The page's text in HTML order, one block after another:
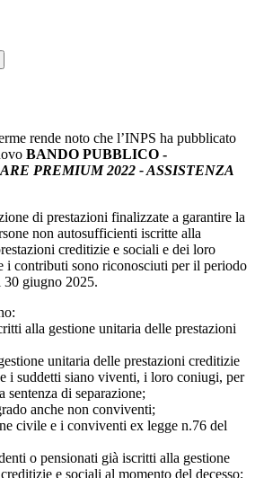
rende noto che l’INPS ha pubblicato
BANDO PUBBLICO -
PREMIUM 2022 - ASSISTENZA
di prestazioni finalizzate a garantire la
non autosufficienti iscritte alla
creditizie e sociali e dei loro
i contributi sono riconosciuti per il periodo
giugno 2025.
alla gestione unitaria delle prestazioni
unitaria delle prestazioni creditizie
i suddetti siano viventi, i loro coniugi, per
di separazione;
anche non conviventi;
civile e i conviventi ex legge n.76 del
o pensionati già iscritti alla gestione
e sociali al momento del decesso;